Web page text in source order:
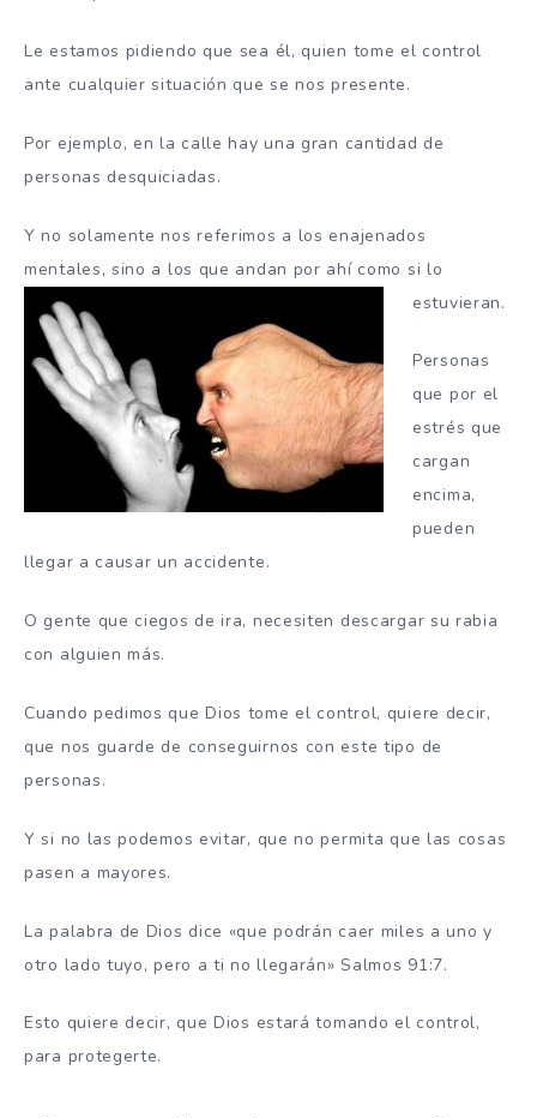
Le estamos pidiendo que sea él, quien tome el control
ante cualquier situación que se nos presente.
Por ejemplo, en la calle hay una gran cantidad de
personas desquiciadas.
Y no solamente nos referimos a los enajenados
mentales, sino a los que andan por ahí como si lo
estuvieran.
Personas
que por el
estrés que
cargan
encima,
pueden
llegar a causar un accidente.
O gente que ciegos de ira, necesiten descargar su rabia
con alguien más.
Cuando pedimos que Dios tome el control, quiere decir,
que nos guarde de conseguirnos con este tipo de
personas.
Y si no las podemos evitar, que no permita que las cosas
pasen a mayores.
La palabra de Dios dice «que podrán caer miles a uno y
otro lado tuyo, pero a ti no llegarán» Salmos 91:7.
Esto quiere decir, que Dios estará tomando el control,
para protegerte.